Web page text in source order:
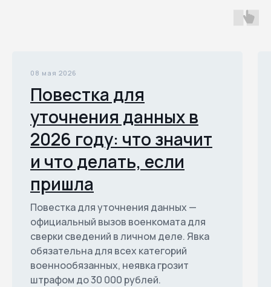
08 мая 2026
Повестка для
уточнения данных в
2026 году: что значит
и что делать, если
пришла
Повестка для уточнения данных —
официальный вызов военкомата для
сверки сведений в личном деле. Явка
обязательна для всех категорий
военнообязанных, неявка грозит
штрафом до 30 000 рублей.